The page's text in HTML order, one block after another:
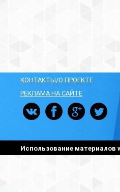
КОНТАКТЫ/О ПРОЕКТЕ
РЕКЛАМА НА САЙТЕ
Использование материалов